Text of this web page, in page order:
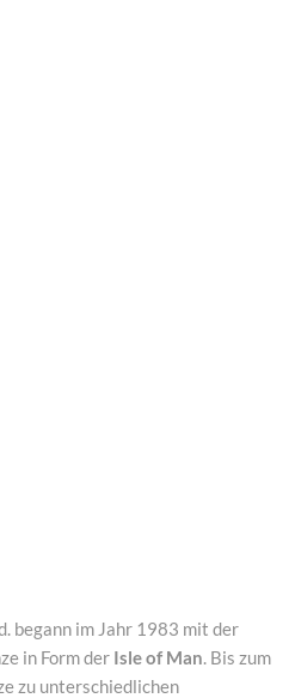
begann im Jahr 1983 mit der
in Form der Isle of Man . Bis zum
zu unterschiedlichen